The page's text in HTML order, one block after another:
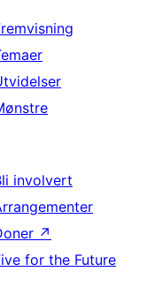
involvert
↗
for the Future